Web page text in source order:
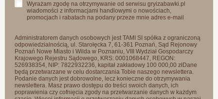
Wyrażam zgodę na otrzymywanie od serwisu gryizabawki.pl
wiadomości z informacjami handlowymi o nowościach,
promocjach i rabatach na podany przeze mnie adres e-mail
Administratorem danych osobowych jest TAMI SI spółka z ograniczoną
odpowiedzialnością, ul. Starołęcka 7, 61-361 Poznań, Sąd Rejonowy
Poznań Nowe Miasto i Wilda w Poznaniu, VIII Wydział Gospodarczy
Krajowego Rejestru Sądowego, KRS: 0001068447, REGON:
526938354, NIP: 7822932236, kapitał zakładowy 100 000,00 złDane
będą przetwarzane w celu dostarczania Tobie naszego newslettera.
Podanie danych jest dobrowolne, lecz konieczne do otrzymywania
newslettera. Masz prawo dostępu do treści swoich danych, ich
poprawienia czy cofnięcia zgody na przetwarzanie danych w każdym